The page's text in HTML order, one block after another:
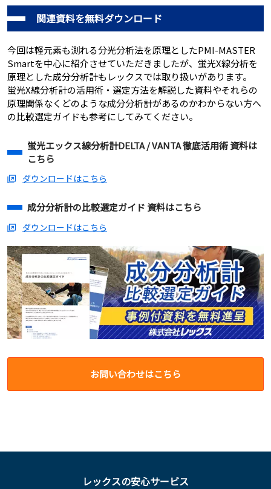
関連資料を無料ダウンロード
今回は軽元素も測れる分光分析法を原理としたPMI-MASTER
Smartを中心に紹介させていただきましたが、蛍光X線分析を
原理とした成分分析計もレックスでは取り扱いがあります。
蛍光X線分析計の活用術・選定方法を解説した資料やそれらの
原理関係なくどのような成分分析計があるのかわからない方へ
の比較選定ガイドも参考にしてみてください。
蛍光エックス線分析計DELTA / VANTA 徹底活用術 資料は
こちら
ダウンロードはこちら
成分分析計の比較選定ガイド 資料はこちら
ダウンロードはこちら
お問い合わせはこちら
レックスの安心サービス